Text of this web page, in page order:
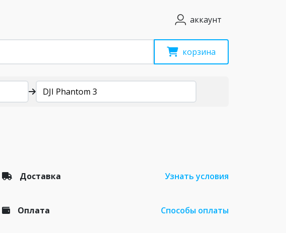
аккаунт
корзина
DJI Phantom 3
Доставка Узнать условия
Оплата Способы оплаты